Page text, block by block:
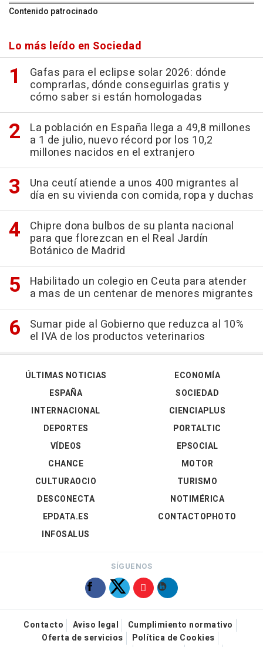
Contenido patrocinado
Lo más leído en Sociedad
Gafas para el eclipse solar 2026: dónde
comprarlas, dónde conseguirlas gratis y
cómo saber si están homologadas
La población en España llega a 49,8 millones
a 1 de julio, nuevo récord por los 10,2
millones nacidos en el extranjero
Una ceutí atiende a unos 400 migrantes al
día en su vivienda con comida, ropa y duchas
Chipre dona bulbos de su planta nacional
para que florezcan en el Real Jardín
Botánico de Madrid
Habilitado un colegio en Ceuta para atender
a mas de un centenar de menores migrantes
Sumar pide al Gobierno que reduzca al 10%
el IVA de los productos veterinarios
ÚLTIMAS NOTICIAS
ESPAÑA
INTERNACIONAL
DEPORTES
VÍDEOS
ECONOMÍA
SOCIEDAD
CIENCIAPLUS
PORTALTIC
EPSOCIAL
CHANCE
CULTURAOCIO
DESCONECTA
EPDATA.ES
INFOSALUS
MOTOR
TURISMO
NOTIMÉRICA
CONTACTOPHOTO
SÍGUENOS
Contacto Aviso legal
Cumplimiento normativo
Oferta de servicios
Política de Cookies